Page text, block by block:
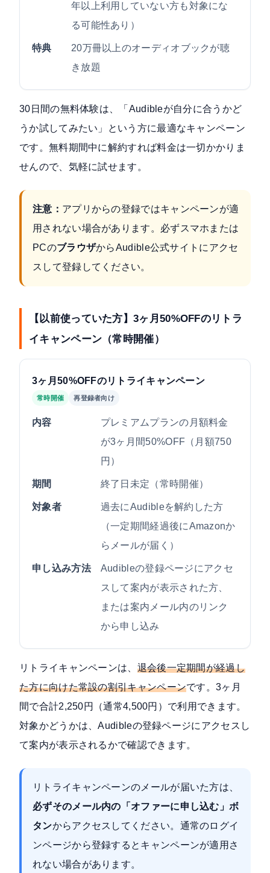
年以上利用していない方も対象にな
る可能性あり）
特典
20万冊以上のオーディオブックが聴
き放題
30日間の無料体験は、「Audibleが自分に合うかど
うか試してみたい」という方に最適なキャンペーン
です。無料期間中に解約すれば料金は一切かかりま
せんので、気軽に試せます。
注意： アプリからの登録ではキャンペーンが適
用されない場合があります。必ずスマホまたは
PCのブラウザからAudible公式サイトにアクセ
スして登録してください。
【以前使っていた方】3ヶ月50%OFFのリトラ
イキャンペーン（常時開催）
3ヶ月50%OFFのリトライキャンペーン
常時開催 再登録者向け
内容
プレミアムプランの月額料金
が3ヶ月間50%OFF（月額750
円）
期間 終了日未定（常時開催）
対象者
過去にAudibleを解約した方
（一定期間経過後にAmazonか
らメールが届く）
申し込み方法
Audibleの登録ページにアクセ
スして案内が表示された方、
または案内メール内のリンク
から申し込み
リトライキャンペーンは、 退会後一定期間が経過し
た方に向けた常設の割引キャンペーンです。3ヶ月
間で合計2,250円（通常4,500円）で利用できます。
対象かどうかは、Audibleの登録ページにアクセスし
て案内が表示されるかで確認できます。
リトライキャンペーンのメールが届いた方は、
必ずそのメール内の「オファーに申し込む」ボ
タンからアクセスしてください。通常のログイ
ンページから登録するとキャンペーンが適用さ
れない場合があります。